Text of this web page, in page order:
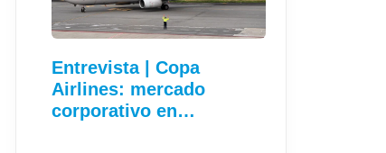
Entrevista | Copa
Airlines: mercado
corporativo en…